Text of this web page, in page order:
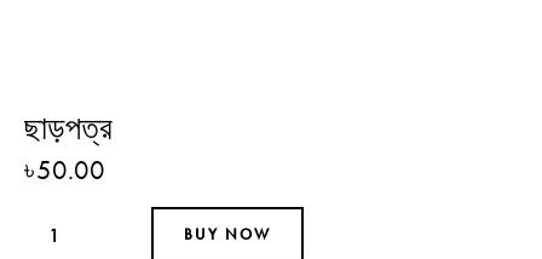
ছাড়পত্র
৳50.00
BUY NOW